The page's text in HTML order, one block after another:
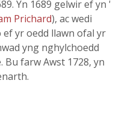
Yn 1689 gelwir ef yn '
Prichard), ac wedi
ef yr oedd llawn ofal yr
yng nghylchoedd
Bu farw Awst 1728, yn